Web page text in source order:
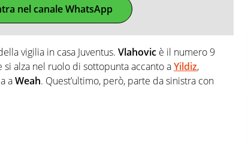
nel canale WhatsApp
vigilia in casa Juventus. Vlahovic è il numero 9
si alza nel ruolo di sottopunta accanto aYildiz,
aWeah. Quest’ultimo, però, parte da sinistra con